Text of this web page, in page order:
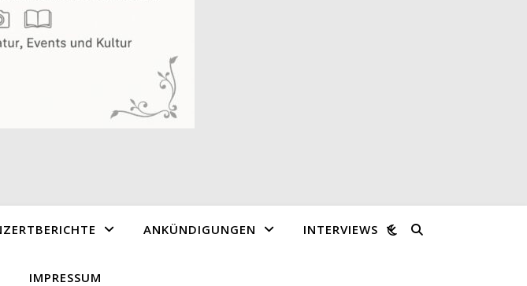
ANKÜNDIGUNGEN INTERVIEWS
IMPRESSUM